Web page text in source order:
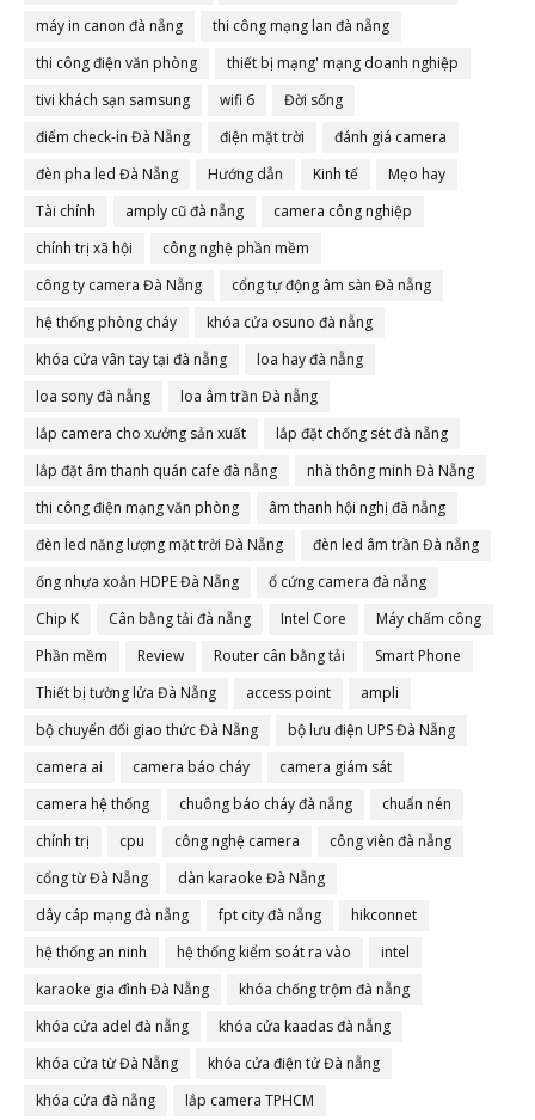
máy in canon đà nẵng
thi công mạng lan đà nẵng
thi công điện văn phòng
thiết bị mạng' mạng doanh nghiệp
tivi khách sạn samsung
wifi 6
Đời sống
điểm check-in Đà Nẵng
điện mặt trời
đánh giá camera
đèn pha led Đà Nẵng
Hướng dẫn Kinh tế
Mẹo hay
Tài chính
amply cũ đà nẵng
camera công nghiệp
chính trị xã hội
công nghệ phần mềm
công ty camera Đà Nẵng
cổng tự động âm sàn Đà nẵng
hệ thống phòng cháy
khóa cửa osuno đà nẵng
khóa cửa vân tay tại đà nẵng
loa hay đà nẵng
loa sony đà nẵng
loa âm trần Đà nẵng
lắp camera cho xưởng sản xuất
lắp đặt chống sét đà nẵng
lắp đặt âm thanh quán cafe đà nẵng
nhà thông minh Đà Nẵng
thi công điện mạng văn phòng
âm thanh hội nghị đà nẵng
đèn led năng lượng mặt trời Đà Nẵng
đèn led âm trần Đà nẵng
ống nhựa xoắn HDPE Đà Nẵng
ổ cứng camera đà nẵng
Chip K
Cân bằng tải đà nẵng Intel Core
Máy chấm công
Phần mềm
Review Router cân bằng tải
Smart Phone
Thiết bị tường lửa Đà Nẵng
access point
ampli
bộ chuyển đổi giao thức Đà Nẵng
bộ lưu điện UPS Đà Nẵng
camera ai
camera báo cháy
camera giám sát
camera hệ thống
chuông báo cháy đà nẵng
chuẩn nén
chính trị
cpu công nghệ camera
công viên đà nẵng
cổng từ Đà Nẵng
dàn karaoke Đà Nẵng
dây cáp mạng đà nẵng
fpt city đà nẵng
hikconnet
hệ thống an ninh
hệ thống kiểm soát ra vào
intel
karaoke gia đình Đà Nẵng
khóa chống trộm đà nẵng
khóa cửa adel đà nẵng
khóa cửa kaadas đà nẵng
khóa cửa từ Đà Nẵng
khóa cửa điện tử Đà nẵng
khóa cửa đà nẵng
lắp camera TPHCM